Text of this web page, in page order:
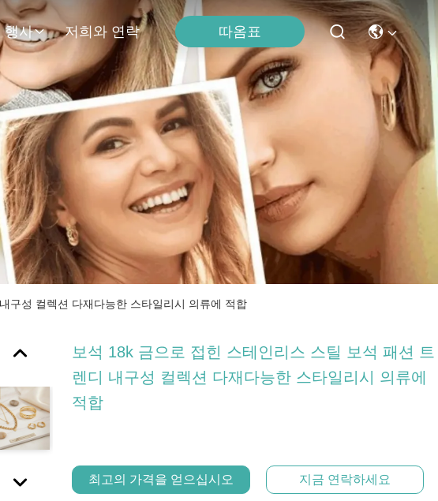
행사 저희와 연락 따옴표
구성 컬렉션 다재다능한 스타일리시 의류에 적합
보석 18k 금으로 접힌 스테인리스 스틸 보석 패션 트
렌디 내구성 컬렉션 다재다능한 스타일리시 의류에
적합
최고의 가격을 얻으십시오 지금 연락하세요